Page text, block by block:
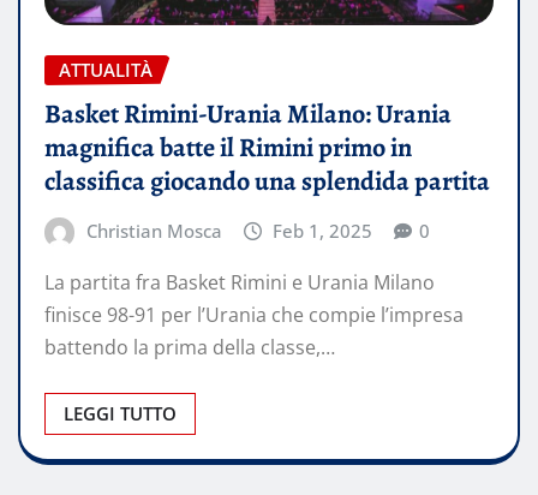
ATTUALITÀ
Basket Rimini-Urania Milano: Urania
magnifica batte il Rimini primo in
classifica giocando una splendida partita
Christian Mosca Feb 1, 2025 0
La partita fra Basket Rimini e Urania Milano
finisce 98-91 per l’Urania che compie l’impresa
battendo la prima della classe,…
LEGGI TUTTO